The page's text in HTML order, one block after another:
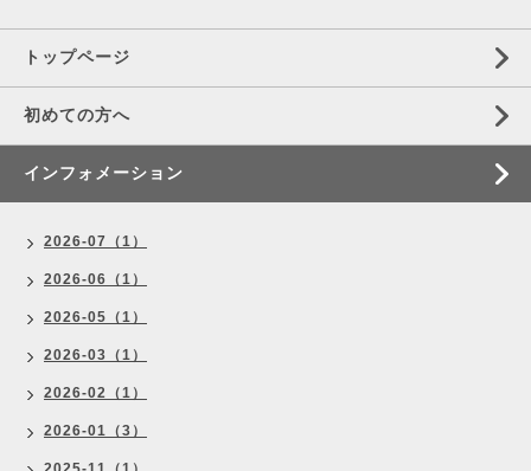
トップページ
初めての方へ
インフォメーション
2026-07（1）
2026-06（1）
2026-05（1）
2026-03（1）
2026-02（1）
2026-01（3）